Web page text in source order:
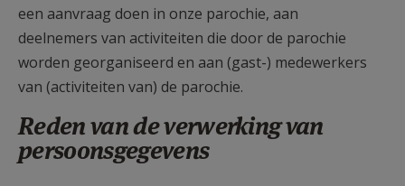
een aanvraag doen in onze parochie, aan
deelnemers van activiteiten die door de parochie
worden georganiseerd en aan (gast-) medewerkers
van (activiteiten van) de parochie.
Reden van de verwerking van
persoonsgegevens